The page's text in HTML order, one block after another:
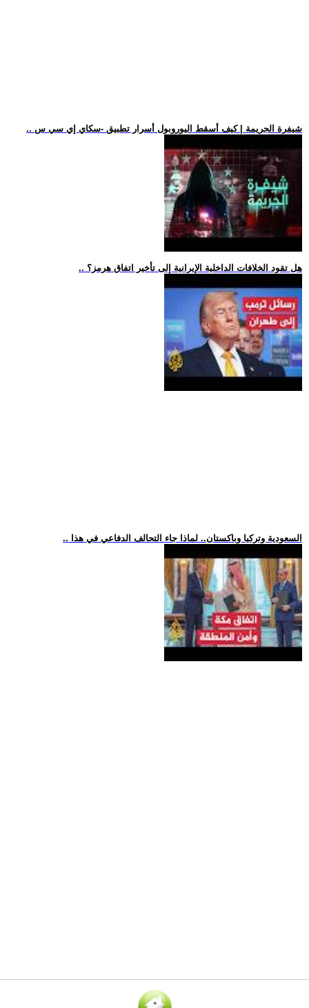
.. شيفرة الجريمة | كيف أسقط اليوروبول أسرار تطبيق -سكاي إي سي س
.. هل تقود الخلافات الداخلية الإيرانية إلى تأخير اتفاق هرمز؟
.. السعودية وتركيا وباكستان.. لماذا جاء التحالف الدفاعي في هذا